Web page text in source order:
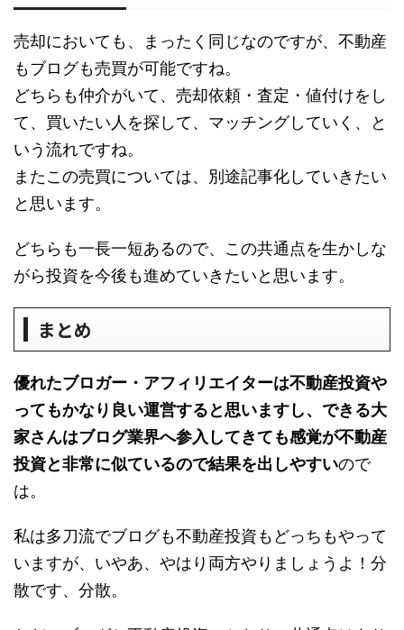
売却においても、まったく同じなのですが、不動産
もブログも売買が可能ですね。
どちらも仲介がいて、売却依頼・査定・値付けをし
て、買いたい人を探して、マッチングしていく、と
いう流れですね。
またこの売買については、別途記事化していきたい
と思います。
どちらも一長一短あるので、この共通点を生かしな
がら投資を今後も進めていきたいと思います。
まとめ
優れたブロガー・アフィリエイターは不動産投資や
ってもかなり良い運営すると思いますし、できる大
家さんはブログ業界へ参入してきても感覚が不動産
投資と非常に似ているので結果を出しやすいので
は。
私は多刀流でブログも不動産投資もどっちもやって
いますが、いやあ、やはり両方やりましょうよ！分
散です、分散。